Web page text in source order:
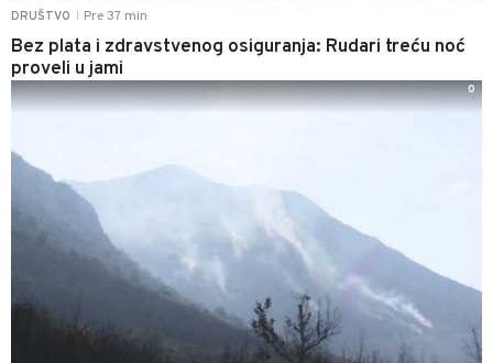
DRUŠTVO Pre 37 min
Bez plata i zdravstvenog osiguranja: Rudari treću noć
proveli u jami
0